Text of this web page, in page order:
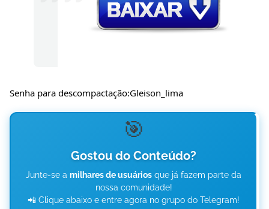
Senha para descompactação:Gleison_lima
🎯
Gostou do Conteúdo?
Junte-se a milhares de usuários que já fazem parte da
nossa comunidade!
📲 Clique abaixo e entre agora no grupo do Telegram!